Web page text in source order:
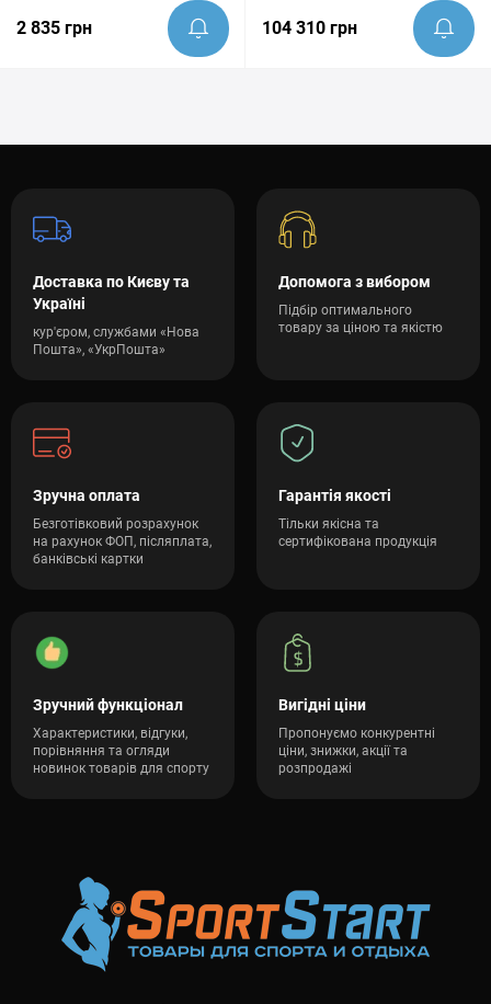
2 835 грн 104 310 грн
Доставка по Києву та
Україні
кур'єром, службами «Нова
Пошта», «УкрПошта»
Допомога з вибором
Підбір оптимального
товару за ціною та якістю
Зручна оплата
Безготівковий розрахунок
на рахунок ФОП, післяплата,
банківські картки
Гарантія якості
Тільки якісна та
сертифікована продукція
Зручний функціонал
Характеристики, відгуки,
порівняння та огляди
новинок товарів для спорту
Вигідні ціни
Пропонуємо конкурентні
ціни, знижки, акції та
розпродажі